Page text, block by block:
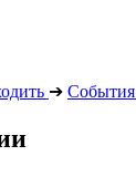
➔ События